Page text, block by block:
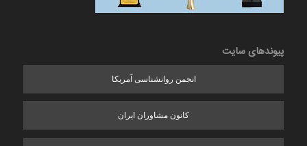
پیوندهای سایت
انجمن روانشناسی آمریکا
کانون مشاوران ایران